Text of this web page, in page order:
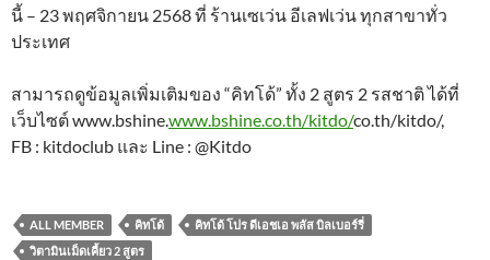
นี้ – 23 พฤศจิกายน 2568 ที่ ร้านเซเว่น อีเลฟเว่น ทุกสาขาทั่ว
ประเทศ
สามารถดูข้อมูลเพิ่มเติมของ “คิทโด้” ทั้ง 2 สูตร 2 รสชาติ ได้ที่
เว็บไซต์ www.bshine.www.bshine.co.th/kitdo/co.th/kitdo/,
FB : kitdoclub และ Line : @Kitdo
ALL MEMBER คิทโด้
คิทโด้ โปร ดีเอชเอ พลัส บิลเบอร์รี่
วิตามินเม็ดเคี้ยว 2 สูตร